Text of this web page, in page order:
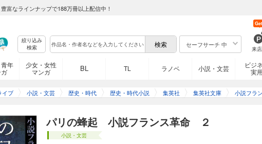
富なラインナップで188万冊以上配信中！
絞り込み
検索
セーフサーチ 中
来
年
少女・女性
マンガ
BL TL ラノベ 小説・文芸
ビジ
実用
イブ 小説・文芸 歴史・時代 歴史・時代小説 集英社 集英社文庫 小説フラ
パリの蜂起 小説フランス革命 ２
小説・文芸